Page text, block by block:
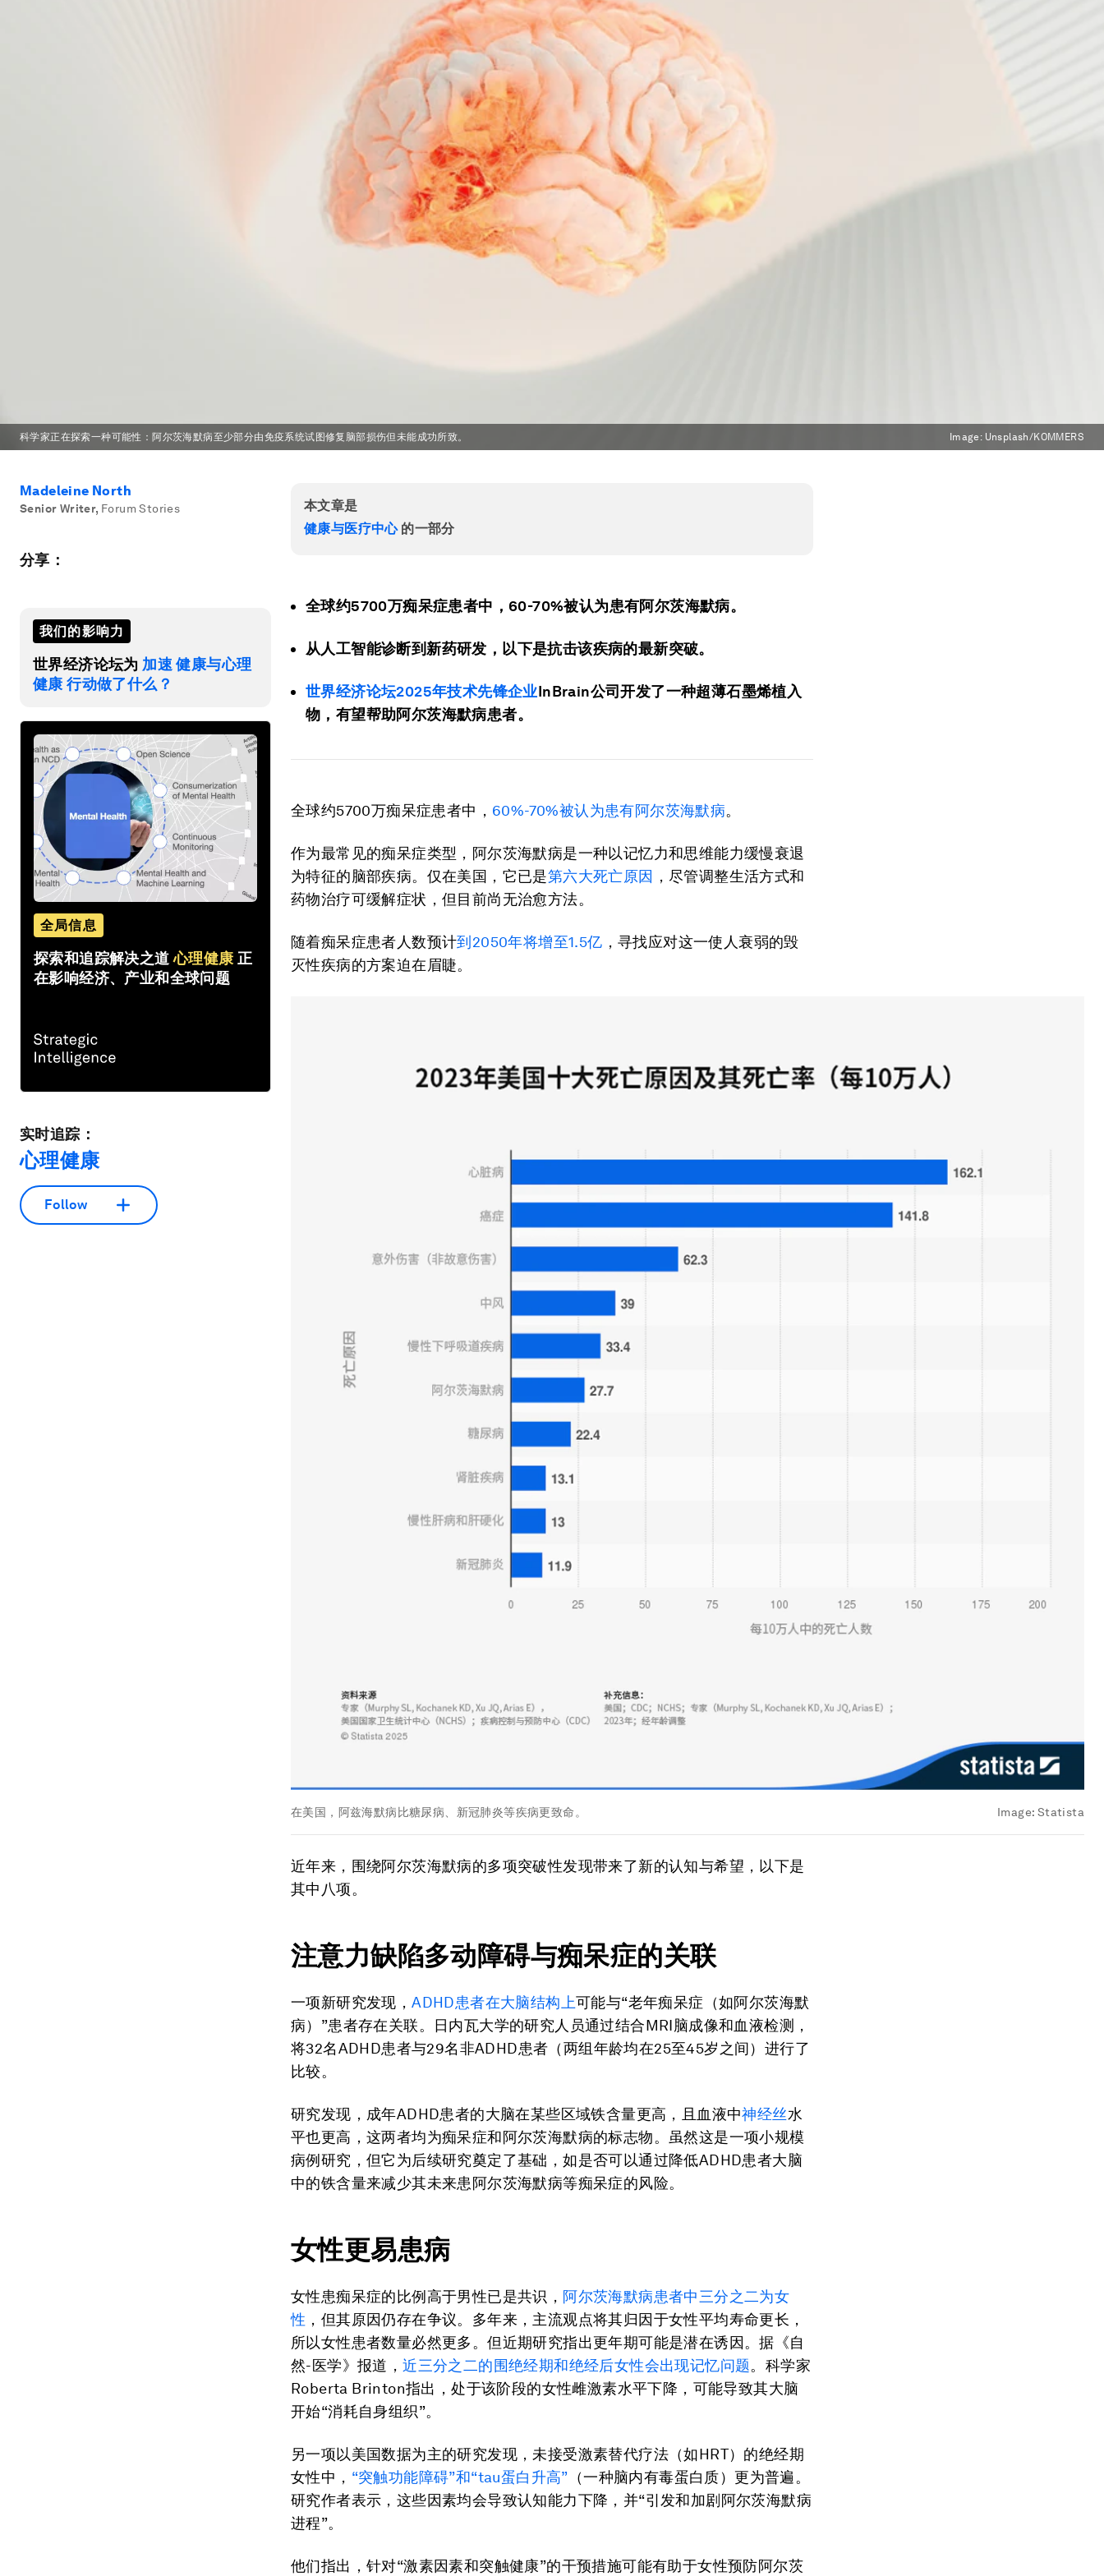
科学家正在探索一种可能性：阿尔茨海默病至少部分由免疫系统试图修复脑部损伤但未能成功所致。 Image: Unsplash/KOMMERS
Madeleine North
Senior Writer, Forum Stories
分享：
我们的影响力
世界经济论坛为 加速 健康与心理
健康 行动做了什么？
全局信息
探索和追踪解决之道 心理健康 正
在影响经济、产业和全球问题
实时追踪：
心理健康
Follow
本文章是
健康与医疗中心的一部分
全球约5700万痴呆症患者中，60-70%被认为患有阿尔茨海默病。
从人工智能诊断到新药研发，以下是抗击该疾病的最新突破。
世界经济论坛2025年技术先锋企业InBrain公司开发了一种超薄石墨烯植入
物，有望帮助阿尔茨海默病患者。
全球约5700万痴呆症患者中， 60%-70%被认为患有阿尔茨海默病。
作为最常见的痴呆症类型，阿尔茨海默病是一种以记忆力和思维能力缓慢衰退
为特征的脑部疾病。仅在美国，它已是第六大死亡原因 ，尽管调整生活方式和
药物治疗可缓解症状，但目前尚无治愈方法。
随着痴呆症患者人数预计到2050年将增至1.5亿 ，寻找应对这一使人衰弱的毁
灭性疾病的方案迫在眉睫。
在美国，阿兹海默病比糖尿病、新冠肺炎等疾病更致命。 Image: Statista
近年来，围绕阿尔茨海默病的多项突破性发现带来了新的认知与希望，以下是
其中八项。
注意力缺陷多动障碍与痴呆症的关联
一项新研究发现，ADHD患者在大脑结构上可能与“老年痴呆症（如阿尔茨海默
病）”患者存在关联。日内瓦大学的研究人员通过结合MRI脑成像和血液检测，
将32名ADHD患者与29名非ADHD患者（两组年龄均在25至45岁之间）进行了
比较。
研究发现，成年ADHD患者的大脑在某些区域铁含量更高，且血液中神经丝水
平也更高，这两者均为痴呆症和阿尔茨海默病的标志物。虽然这是一项小规模
病例研究，但它为后续研究奠定了基础，如是否可以通过降低ADHD患者大脑
中的铁含量来减少其未来患阿尔茨海默病等痴呆症的风险。
女性更易患病
女性患痴呆症的比例高于男性已是共识， 阿尔茨海默病患者中三分之二为女
性 ，但其原因仍存在争议。多年来，主流观点将其归因于女性平均寿命更长，
所以女性患者数量必然更多。但近期研究指出更年期可能是潜在诱因。据《自
然-医学》报道，近三分之二的围绝经期和绝经后女性会出现记忆问题。科学家
Roberta Brinton指出，处于该阶段的女性雌激素水平下降，可能导致其大脑
开始“消耗自身组织”。
另一项以美国数据为主的研究发现，未接受激素替代疗法（如HRT）的绝经期
女性中， “突触功能障碍”和“tau蛋白升高” （一种脑内有毒蛋白质）更为普遍。
研究作者表示，这些因素均会导致认知能力下降，并“引发和加剧阿尔茨海默病
进程”。
他们指出，针对“激素因素和突触健康”的干预措施可能有助于女性预防阿尔茨